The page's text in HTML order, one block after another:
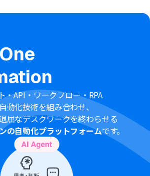
送信」では、前段のトリガーやオペレー
Gemini、DiscordをYoomと連携してく
10分、15分、30分、60分の間隔で起動
ます。
最短の起動間隔が異なりますので、ご注意
能なファイル容量は最大300MBまでで
様によっては300MB未満になる可能性が
意ください。
ペレーションでの取り扱い可能なファイ
「
ファイルの容量制限について
・API・ワークフロー・RPA
動化技術を組み合わせ、
屈なデスクワークを終わらせる
の自動化プラットフォームです。